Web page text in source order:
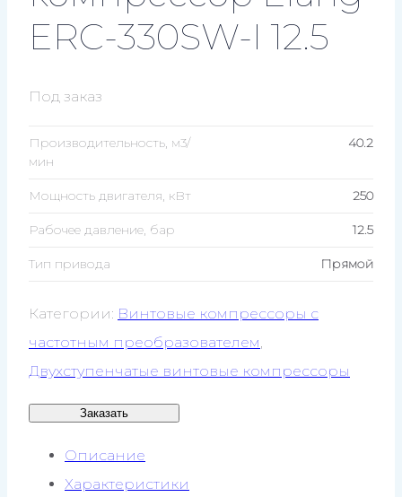
ERC-330SW-I 12.5
Под заказ
Производительность, м3/
мин
40.2
Мощность двигателя, кВт 250
Рабочее давление, бар 12.5
Тип привода Прямой
Категории: Винтовые компрессоры с
частотным преобразователем
Двухступенчатые винтовые компрессоры
Заказать
Описание
Характеристики